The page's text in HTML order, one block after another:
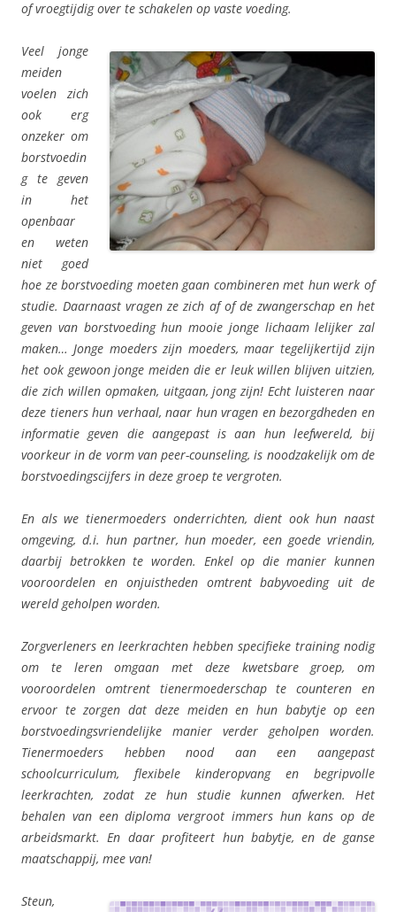
of vroegtijdig over te schakelen op vaste voeding.
Veel jonge
meiden
voelen zich
ook erg
onzeker om
borstvoedin
g te geven
in het
openbaar
en weten
niet goed
hoe ze borstvoeding moeten gaan combineren met hun werk of
studie. Daarnaast vragen ze zich af of de zwangerschap en het
geven van borstvoeding hun mooie jonge lichaam lelijker zal
maken… Jonge moeders zijn moeders, maar tegelijkertijd zijn
het ook gewoon jonge meiden die er leuk willen blijven uitzien,
die zich willen opmaken, uitgaan, jong zijn! Echt luisteren naar
deze tieners hun verhaal, naar hun vragen en bezorgdheden en
informatie geven die aangepast is aan hun leefwereld, bij
voorkeur in de vorm van peer-counseling, is noodzakelijk om de
borstvoedingscijfers in deze groep te vergroten.
En als we tienermoeders onderrichten, dient ook hun naast
omgeving, d.i. hun partner, hun moeder, een goede vriendin,
daarbij betrokken te worden. Enkel op die manier kunnen
vooroordelen en onjuistheden omtrent babyvoeding uit de
wereld geholpen worden.
Zorgverleners en leerkrachten hebben specifieke training nodig
om te leren omgaan met deze kwetsbare groep, om
vooroordelen omtrent tienermoederschap te counteren en
ervoor te zorgen dat deze meiden en hun babytje op een
borstvoedingsvriendelijke manier verder geholpen worden.
Tienermoeders hebben nood aan een aangepast
schoolcurriculum, flexibele kinderopvang en begripvolle
leerkrachten, zodat ze hun studie kunnen afwerken. Het
behalen van een diploma vergroot immers hun kans op de
arbeidsmarkt. En daar profiteert hun babytje, en de ganse
maatschappij, mee van!
Steun,